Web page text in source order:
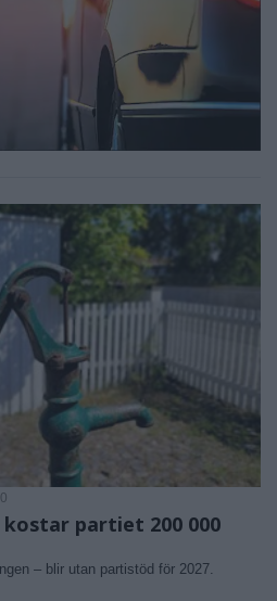
partiet 200 000
– blir utan partistöd för 2027.